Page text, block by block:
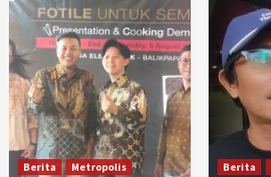
Berita Metropolis Berita